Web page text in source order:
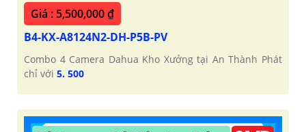
Giá : 5,500,000 ₫
B4-KX-A8124N2-DH-P5B-PV
Combo 4 Camera Dahua Kho Xưởng tại An Thành Phát
chỉ với 5. 500